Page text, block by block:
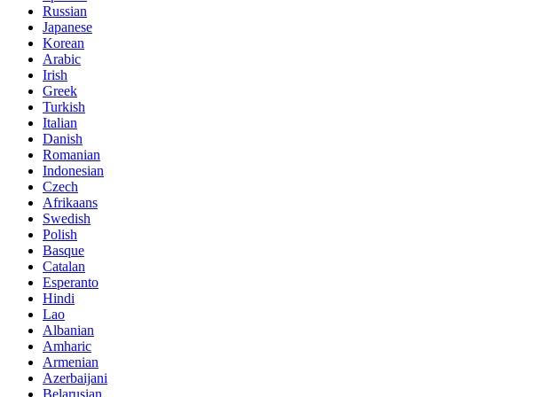
Russian
Japanese
Korean
Arabic
Irish
Greek
Turkish
Italian
Danish
Romanian
Indonesian
Czech
Afrikaans
Swedish
Polish
Basque
Catalan
Esperanto
Hindi
Lao
Albanian
Amharic
Armenian
Azerbaijani
Belarusian